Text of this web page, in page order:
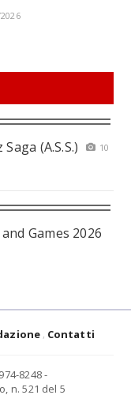
(A.S.S.)
10
Games 2026
Contatti
8248 -
n. 521 del 5